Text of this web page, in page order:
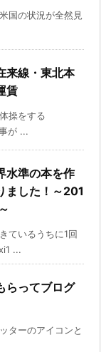
国の状況が全然見
来線・東北本
賃
操をする
が ...
水準の本を作
ました！～201
ているうちに1回
...
らってブログ
ターのアイコンと